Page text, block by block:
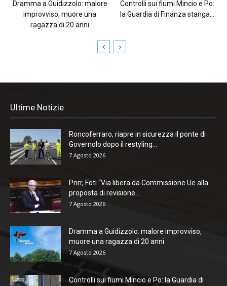
Dramma a Guidizzolo: malore
improvviso, muore una
ragazza di 20 anni
Controlli sui fiumi Mincio e Po:
la Guardia di Finanza stanga...
Ultime Notizie
Roncoferraro, riapre in sicurezza il ponte di
Governolo dopo il restyling...
7 Agosto 2026
Pnrr, Foti “Via libera da Commissione Ue alla
proposta di revisione...
7 Agosto 2026
Dramma a Guidizzolo: malore improvviso,
muore una ragazza di 20 anni
7 Agosto 2026
Controlli sui fiumi Mincio e Po: la Guardia di